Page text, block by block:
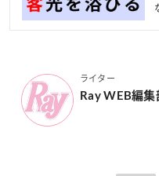
ライター
Ray WEB編集